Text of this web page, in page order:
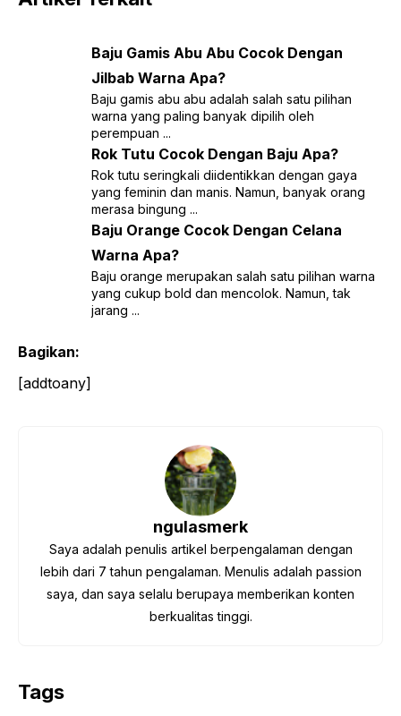
Baju Gamis Abu Abu Cocok Dengan
Jilbab Warna Apa?
Baju gamis abu abu adalah salah satu pilihan
warna yang paling banyak dipilih oleh
perempuan ...
Rok Tutu Cocok Dengan Baju Apa?
Rok tutu seringkali diidentikkan dengan gaya
yang feminin dan manis. Namun, banyak orang
merasa bingung ...
Baju Orange Cocok Dengan Celana
Warna Apa?
Baju orange merupakan salah satu pilihan warna
yang cukup bold dan mencolok. Namun, tak
jarang ...
Bagikan:
[addtoany]
ngulasmerk
Saya adalah penulis artikel berpengalaman dengan
lebih dari 7 tahun pengalaman. Menulis adalah passion
saya, dan saya selalu berupaya memberikan konten
berkualitas tinggi.
Tags